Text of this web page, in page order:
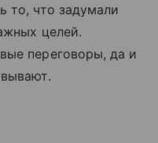
то, что задумали
целей.
переговоры, да и